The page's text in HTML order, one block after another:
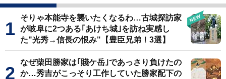
そりゃ本能寺を襲いたくなるわ…古城探訪家
が岐阜に2つある｢あけち城｣を訪ね実感し
た"光秀→信長の恨み"【豊臣兄弟！3選】
なぜ柴田勝家は｢賤ケ岳｣であっさり負けたの
か…秀吉がこっそり工作していた勝家配下の